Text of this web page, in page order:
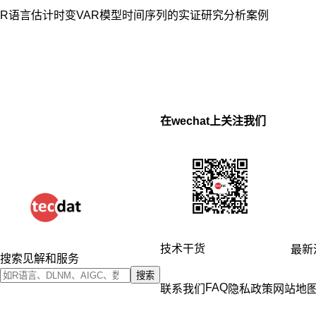
R语言估计时变VAR模型时间序列的实证研究分析案例
搜索见解和服务
搜索
在wechat上关注我们
技术干货 最新
联系我们 FAQ隐私政策 网站地